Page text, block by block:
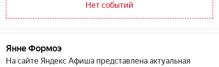
Нет событий
Янне Формоэ
На сайте Яндекс Афиша представлена актуальная